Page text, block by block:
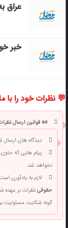
عراق
خبر
💬 نظرات خود را با
📜 قوانین ارسال نظرات
دیدگاه های
پیام هایی که حاوی
نخواهد شد.
لازم به یادآوری
حقوقینظرات بر عهده
گونه شکایت مسئولیت